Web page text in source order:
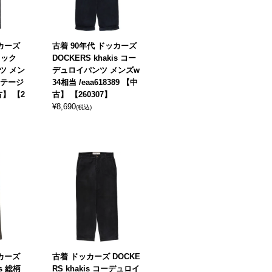
ーズ
ク
メン
ージ
】 【2
古着 90年代 ドッカーズ
DOCKERS khakis コー
デュロイパンツ メンズw
34相当 /eaa618389 【中
古】 【260307】
¥8,690(税込)
ーズ
総柄
古着 ドッカーズ DOCKE
RS khakis コーデュロイ